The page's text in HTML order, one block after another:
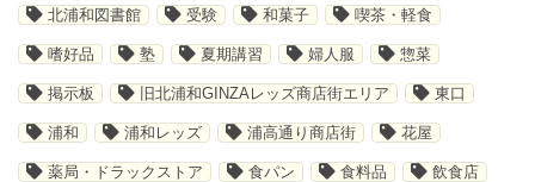
北浦和図書館 受験 和菓子 喫茶・軽食
嗜好品 塾 夏期講習 婦人服 惣菜
掲示板 旧北浦和GINZAレッズ商店街エリア 東口
浦和 浦和レッズ 浦高通り商店街 花屋
薬局・ドラックストア 食パン 食料品 飲食店